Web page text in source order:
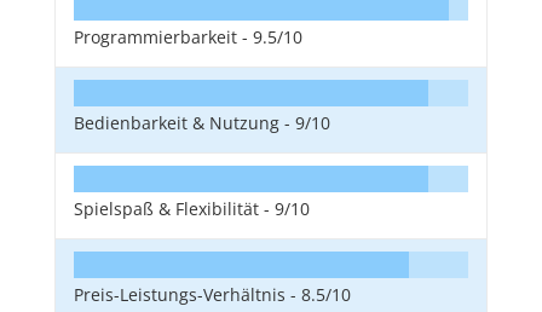
Programmierbarkeit - 9.5/10
Bedienbarkeit & Nutzung - 9/10
Spielspaß & Flexibilität - 9/10
Preis-Leistungs-Verhältnis - 8.5/10